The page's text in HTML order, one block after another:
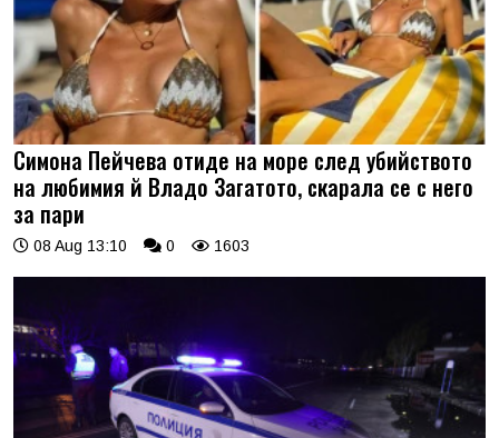
Симона Пейчева отиде на море след убийството
на любимия й Владо Загатото, скарала се с него
за пари
08 Aug 13:10 0 1603